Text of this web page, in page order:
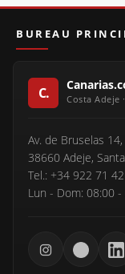
BUREAU
Av. de Bruselas
38660 Adeje,
Tel.: +34 922 71
Lun - Dom: 08:00 -